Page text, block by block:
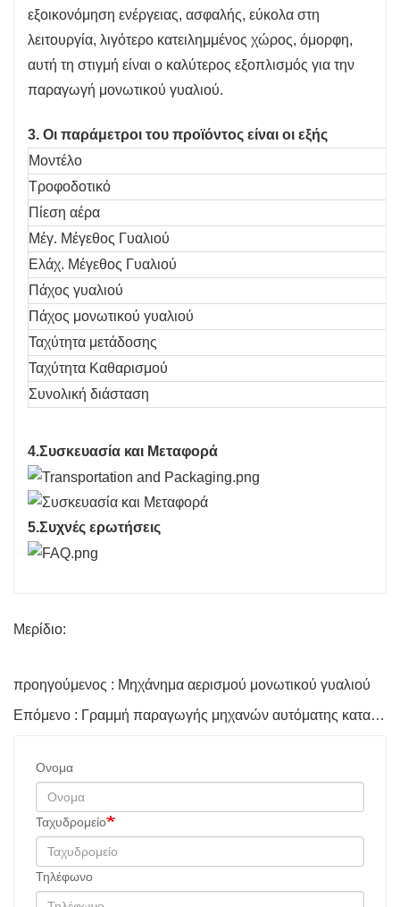
εξοικονόμηση ενέργειας, ασφαλής, εύκολα στη
λειτουργία, λιγότερο κατειλημμένος χώρος, όμορφη,
αυτή τη στιγμή είναι ο καλύτερος εξοπλισμός για την
παραγωγή μονωτικού γυαλιού.
3. Οι παράμετροι του προϊόντος είναι οι εξής
Μοντέλο
Τροφοδοτικό
Πίεση αέρα
Μέγ. Μέγεθος Γυαλιού
Ελάχ. Μέγεθος Γυαλιού
Πάχος γυαλιού
Πάχος μονωτικού γυαλιού
Ταχύτητα μετάδοσης
Ταχύτητα Καθαρισμού
Συνολική διάσταση
4.Συσκευασία και Μεταφορά
5.Συχνές ερωτήσεις
Μερίδιο:
προηγούμενος : Μηχάνημα αερισμού μονωτικού γυαλιού
Επόμενο : Γραμμή παραγωγής μηχανών αυτόματης κατασκευής διπλών υαλοπινάκων
Ονομα
Ταχυδρομείο
Τηλέφωνο